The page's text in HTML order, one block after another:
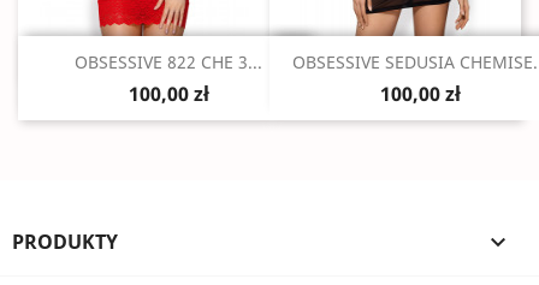
Szybki podgląd
OBSESSIVE 822 CHE 3...
100,00 zł
Szybki podgląd
OBSESSIVE SEDUSIA
100,00 zł
PRODUKTY 